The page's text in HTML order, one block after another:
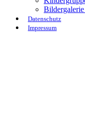
Datenschutz
Impressum